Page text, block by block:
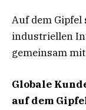
Auf dem Gipfel
industriellen
gemeinsam
Globale
auf dem